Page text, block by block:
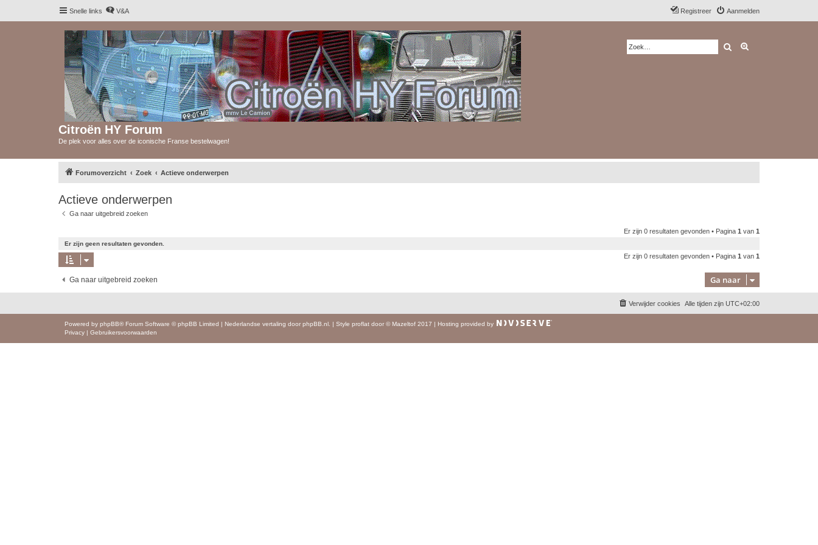
Snelle links V&A Aanmelden
Registreer
Citroën HY Forum
De plek voor alles over de iconische Franse bestelwagen!
Zoek
Forumoverzicht Zoek Actieve onderwerpen
Actieve onderwerpen
Ga naar uitgebreid zoeken
Er zijn 0 resultaten gevonden • Pagina 1 van 1
Er zijn geen resultaten gevonden.
Er zijn 0 resultaten gevonden • Pagina 1 van 1
Ga naar uitgebreid zoeken Ga naar
Alle tijden zijn UTC+02:00
Verwijder cookies
Powered by phpBB® Forum Software © phpBB Limited | Nederlandse vertaling door phpBB.nl | Style proflat door © Mazeltof 2017 | Hosting provided by
Privacy
Gebruikersvoorwaarden